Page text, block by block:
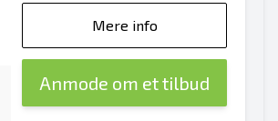
Mere info
Anmode om et tilbud